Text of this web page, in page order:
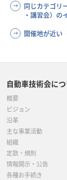
同じカテゴリ
・講習会）の
開催地が近い
自動車技術会に
概要
ビジョン
沿革
主な事業活動
組織
定款・規則
情報開示・公告
各種お手続き